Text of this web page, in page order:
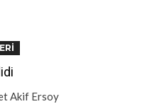
Akif Ersoy